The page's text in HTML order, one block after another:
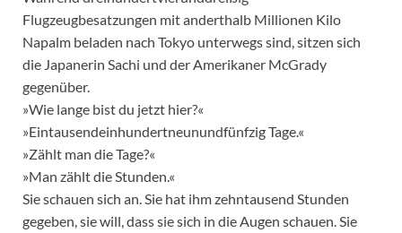
Flugzeugbesatzungen mit anderthalb Millionen Kilo
Napalm beladen nach Tokyo unterwegs sind, sitzen sich
die Japanerin Sachi und der Amerikaner McGrady
gegenüber.
»Wie lange bist du jetzt hier?«
»Eintausendeinhundertneunundfünfzig Tage.«
»Zählt man die Tage?«
»Man zählt die Stunden.«
Sie schauen sich an. Sie hat ihm zehntausend Stunden
gegeben, sie will, dass sie sich in die Augen schauen. Sie